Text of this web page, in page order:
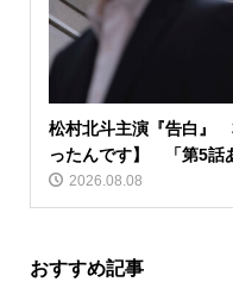
松村北斗主演『告白』
ったんです】 「第5話
2026.08.08
おすすめ記事